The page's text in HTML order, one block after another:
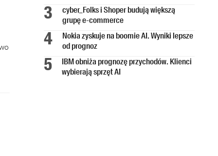
cyber_Folks i Shoper budują większą
grupę e-commerce
Nokia zyskuje na boomie AI. Wyniki lepsze
od prognoz
IBM obniża prognozę przychodów. Klienci
wybierają sprzęt AI